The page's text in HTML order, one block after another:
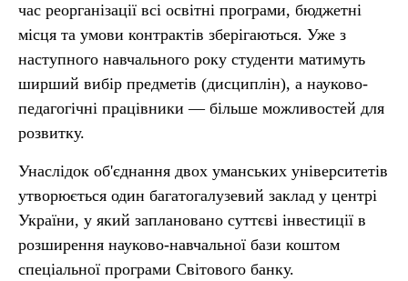
час реорганізації всі освітні програми, бюджетні
місця та умови контрактів зберігаються. Уже з
наступного навчального року студенти матимуть
ширший вибір предметів (дисциплін), а науково-
педагогічні працівники — більше можливостей для
розвитку.
Унаслідок об'єднання двох уманських університетів
утворюється один багатогалузевий заклад у центрі
України, у який заплановано суттєві інвестиції в
розширення науково-навчальної бази коштом
спеціальної програми Світового банку.